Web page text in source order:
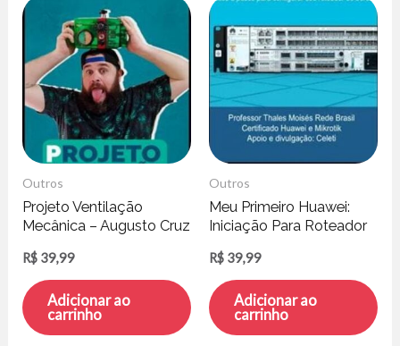
Outros
Projeto Ventilação
Mecânica – Augusto Cruz
R$ 39,99
Adicionar ao
carrinho
Outros
Meu Primeiro Huawei:
Iniciação Para Roteador
Moisés
R$ 39,99
Adicionar ao
carrinho